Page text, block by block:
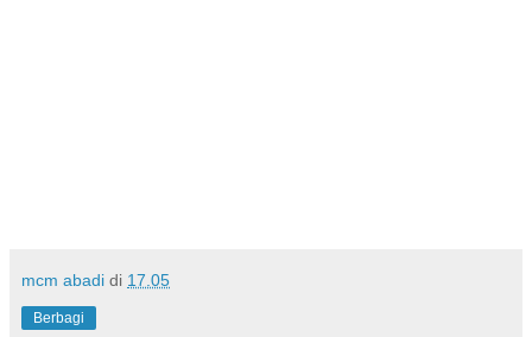
mcm abadi di 17.05
Berbagi